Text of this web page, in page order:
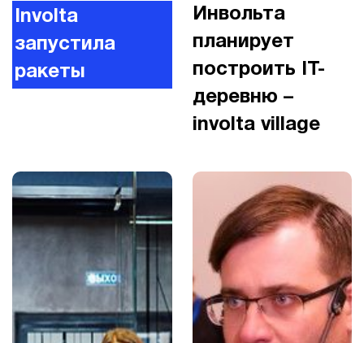
Involta
запустила
ракеты
Инвольта
планирует
построить IT-
деревню –
involta village